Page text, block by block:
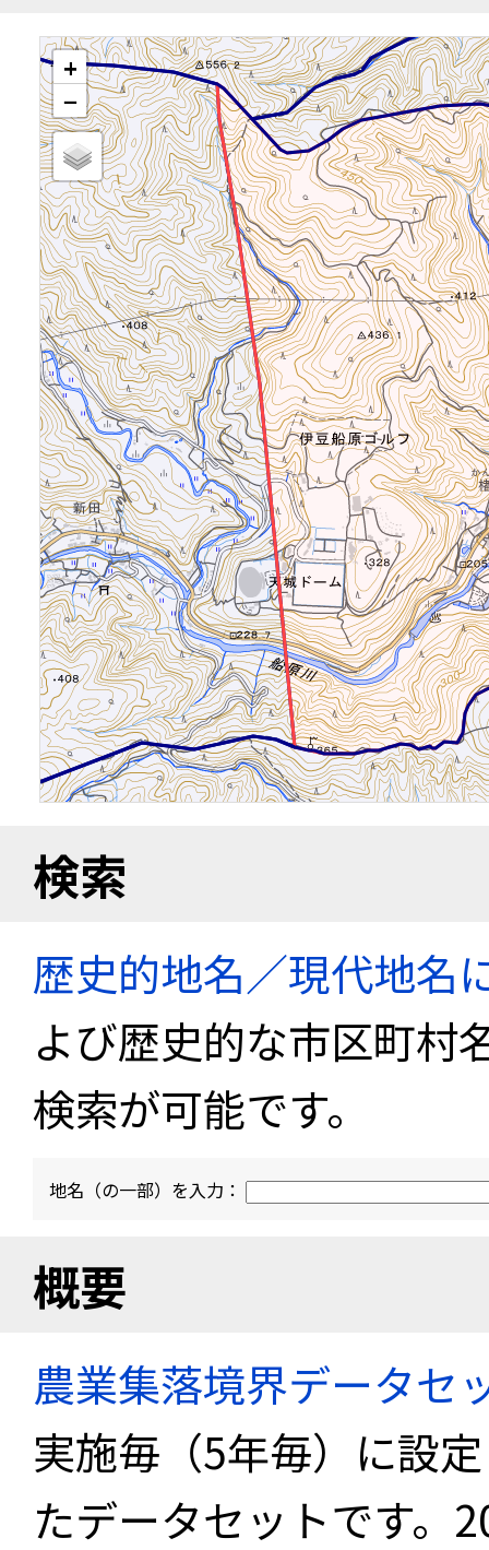
+
−
検索
歴史的地名／現代地名
よび歴史的な市区町村
検索が可能です。
地名（の一部）を入力：
概要
農業集落境界データセ
実施毎（5年毎）に設
たデータセットです。